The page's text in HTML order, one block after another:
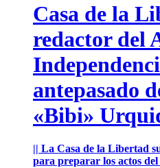
Casa de la
redactor del
antepasado
«Bibi»
|| La Casa de la Libertad
para preparar los actos